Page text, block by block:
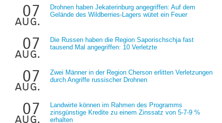
07
aug.
Drohnen haben Jekaterinburg angegriffen: Auf dem
Gelände des Wildberries-Lagers wütet ein Feuer
07
aug.
Die Russen haben die Region Saporischschja fast
tausend Mal angegriffen: 10 Verletzte
07
aug.
Zwei Männer in der Region Cherson erlitten Verletzungen
durch Angriffe russischer Drohnen
07
aug.
Landwirte können im Rahmen des Programms
zinsgünstige Kredite zu einem Zinssatz von 5-7-9 %
erhalten